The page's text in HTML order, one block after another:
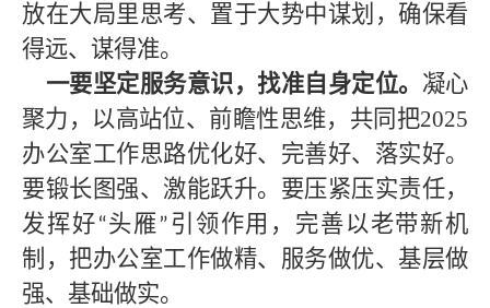
放在大局里思考、置于大势中谋划，确保看
得远、谋得准。
一要坚定服务意识，找准自身定位。 凝心
聚力，以高站位、前瞻性思维，共同把2025
办公室工作思路优化好、完善好、落实好。
要锻长图强、激能跃升。要压紧压实责任，
发挥好“头雁” 引领作用，完善以老带新机
制，把办公室工作做精、服务做优、基层做
强、基础做实。